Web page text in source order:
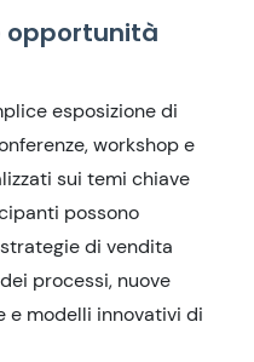
opportunità
esposizione di
workshop e
sui temi chiave
possono
di vendita
processi, nuove
e modelli innovativi di